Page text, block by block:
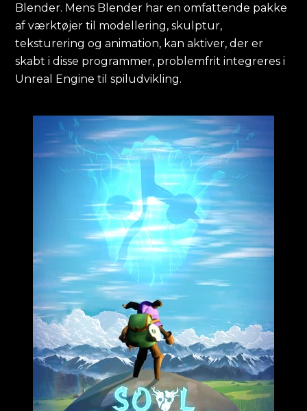
Blender. Mens Blender har en omfattende pakke
af værktøjer til modellering, skulptur,
teksturering og animation, kan aktiver, der er
skabt i disse programmer, problemfrit integreres i
Unreal Engine til spiludvikling.